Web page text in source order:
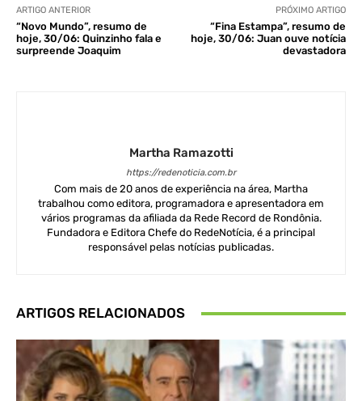
ARTIGO ANTERIOR
“Novo Mundo”, resumo de
hoje, 30/06: Quinzinho fala e
surpreende Joaquim
PRÓXIMO ARTIGO
“Fina Estampa”, resumo de
hoje, 30/06: Juan ouve notícia
devastadora
Martha Ramazotti
https://redenoticia.com.br
Com mais de 20 anos de experiência na área, Martha
trabalhou como editora, programadora e apresentadora em
vários programas da afiliada da Rede Record de Rondônia.
Fundadora e Editora Chefe do RedeNotícia, é a principal
responsável pelas notícias publicadas.
ARTIGOS RELACIONADOS